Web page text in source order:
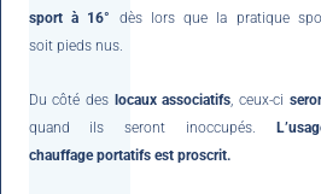
sport à 16° dès lors que la pratique
soit pieds nus.
Du côté des locaux associatifs , ceux-ci
quand ils seront inoccupés.
chauffage portatifs est proscrit.